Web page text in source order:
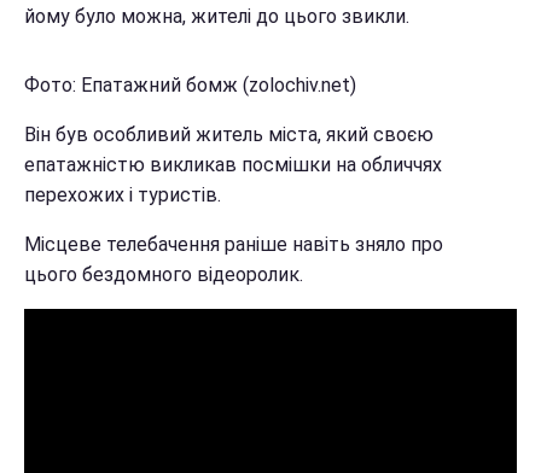
йому було можна, жителі до цього звикли.
Фото: Епатажний бомж (zolochiv.net)
Він був особливий житель міста, який своєю
епатажністю викликав посмішки на обличчях
перехожих і туристів.
Місцеве телебачення раніше навіть зняло про
цього бездомного відеоролик.